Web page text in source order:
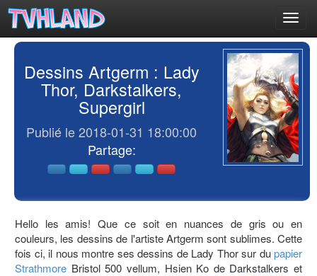
Dessins Artgerm : Lady
Thor, Darkstalkers,
Supergirl
Publié le 2018-01-31 18:00:00
Partage:
Hello les amis! Que ce soit en nuances de gris ou en
couleurs, les dessins de l'artiste Artgerm sont sublimes. Cette
fois ci, il nous montre ses dessins de Lady Thor sur dupapier
Strathmore Bristol 500 vellum, Hsien Ko de Darkstalkers et